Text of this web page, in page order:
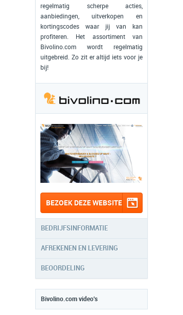
regelmatig scherpe acties,
aanbiedingen, uitverkopen en
kortingscodes waar jij van kan
profiteren. Het assortiment van
Bivolino.com wordt regelmatig
uitgebreid. Zo zit er altijd iets voor je
bij!
BEZOEK DEZE WEBSITE
BEDRIJFSINFORMATIE
AFREKENEN EN LEVERING
BEOORDELING
Bivolino.com video's